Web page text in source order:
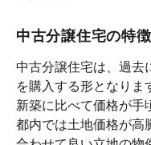
中古分譲住宅の特
中古分譲住宅は、過去
を購入する形となりま
新築に比べて価格が手
都内では土地価格が高